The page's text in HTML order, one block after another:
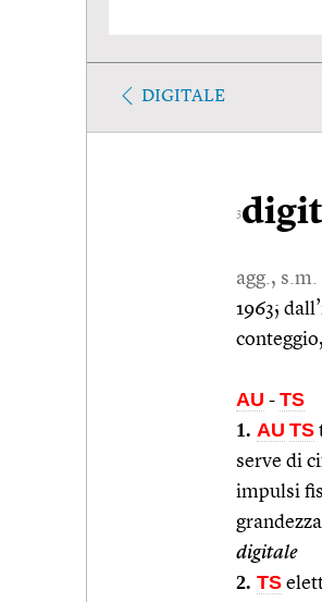
DIGITALE
3
agg., s.m.
1963;
AU - TS
1. AU TS
serve di
impulsi
digitale
2. TS